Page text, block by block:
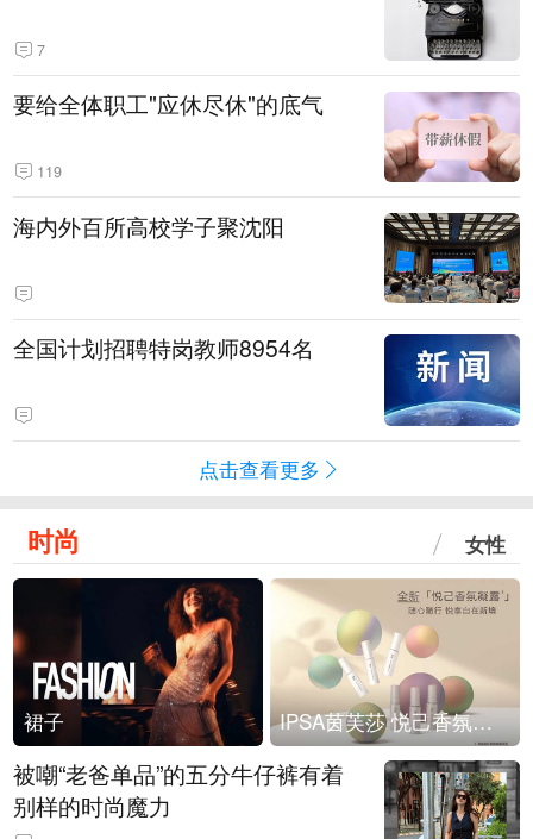
7
要给全体职工"应休尽休"的底气
119
海内外百所高校学子聚沈阳
全国计划招聘特岗教师8954名
点击查看更多
时尚 女性
裙子 IPSA茵芙莎 悦己香氛凝露上市
被嘲“老爸单品”的五分牛仔裤有着
别样的时尚魔力